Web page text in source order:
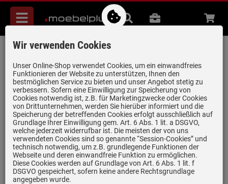
Menü
Suche
B2B Beratung
Systemceram Mera 57 Schiefer
Keramikspüle Handbetätigung
Artikel-Nummer:19947199 | Herstellernummer: 5057 01 85 |
EAN:4050697011359
Wir verwenden Cookies
Unser Online-Shop verwendet Cookies, um ein einwandfreies
Funktionieren der Website zu unterstützen, Ihnen den
bestmöglichen Service zu bieten und unser Angebot stetig zu
verbessern. Sofern eine Einwilligung zur Speicherung von
Cookies notwendig ist, z.B. für Marketingzwecke oder Cookies
von Drittunternehmen, werden Sie hierüber informiert und die
Speicherung der betreffenden Cookies erfolgt ausschließlich auf
Grundlage Ihrer Einwilligung gem. Art. 6 Abs. 1 lit. a DSGVO,
welche jederzeit widerrufbar ist. Die meisten der von uns
verwendeten Cookies sind so genannte “Session-Cookies” und
technisch notwendig, um z.B. grundlegende Funktionen der
Webseite und deren einwandfreie Funktion zu ermöglichen.
Diese Cookies werden auf Grundlage von Art. 6 Abs. 1 lit. f
DSGVO gespeichert, sofern keine andere Rechtsgrundlage
angegeben wurde.